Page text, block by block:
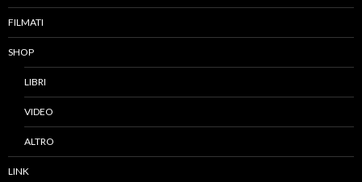
FILMATI
SHOP
LIBRI
VIDEO
ALTRO
LINK